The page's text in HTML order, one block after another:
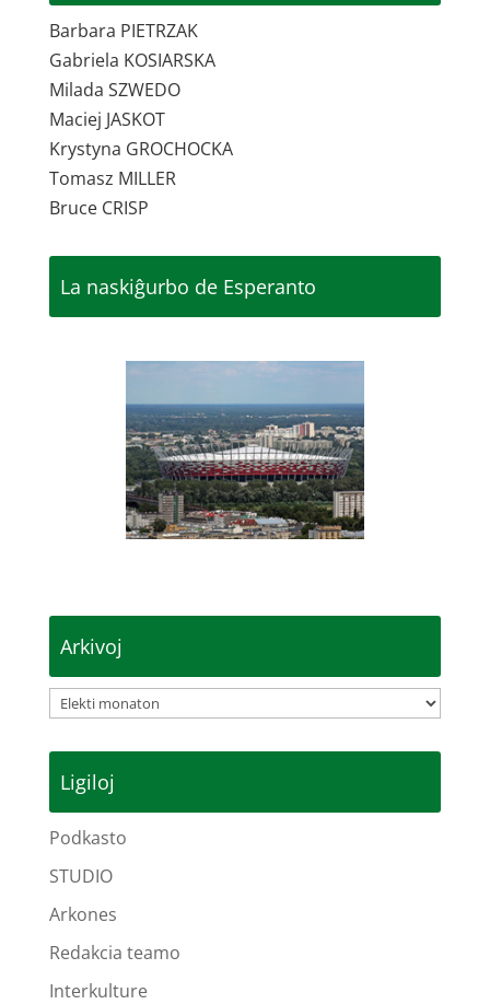
Barbara PIETRZAK
Gabriela KOSIARSKA
Milada SZWEDO
Maciej JASKOT
Krystyna GROCHOCKA
Tomasz MILLER
Bruce CRISP
La naskiĝurbo de Esperanto
Arkivoj
Arkivoj
Ligiloj
Podkasto
STUDIO
Arkones
Redakcia teamo
Interkulture